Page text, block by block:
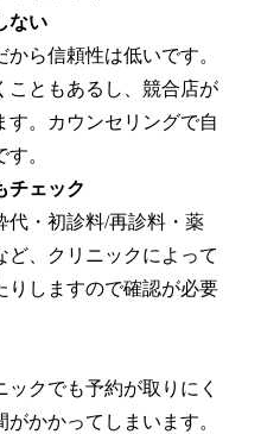
ない
ら信頼性は低いです。
こともあるし、競合店が
す。カウンセリングで自
。
チェック
代・初診料/再診料・薬
ど、クリニックによって
りしますので確認が必要
クでも予約が取りにく
かかってしまいます。